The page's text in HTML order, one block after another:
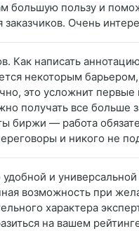
большую пользу и
Очень
Как написать
некоторым
это усложнит первые
получать все больше
биржи — работа
и никого не
и
возможность при
характера
на вашем